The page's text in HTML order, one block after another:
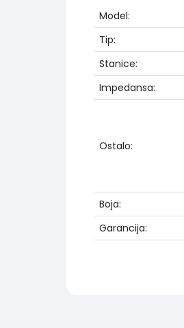
Model:
Tip:
Stanice:
Impedansa:
Ostalo:
Boja:
Garancija: